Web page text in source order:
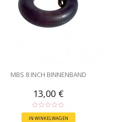
MBS 8 INCH BINNENBAND
13,00 €
IN WINKELWAGEN